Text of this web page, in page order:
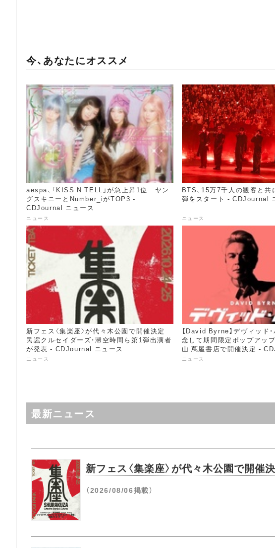
今、あなたにオススメ
aespa、「KISS N TELL」が急上昇1位 ヤン
グスキニーとNumber_iがTOP3 -
CDJournal ニュース
ニュース
BTS、15万7千人の観客と共
弾をスタート - CDJournal
ニュース
新フェス〈集楽座〉が代々木公園で開催決定
民謡クルセイダーズ・滞空時間ら第1弾出演者
が発表 - CDJournal ニュース
ニュース
【David Byrne】デヴィッド
念して期間限定ポップアッ
山 蔦屋書店で開催決定 -
ス
ニュース
最新ニュース
新フェス〈集楽座〉が代々木公園で開
（2026/08/06掲載）